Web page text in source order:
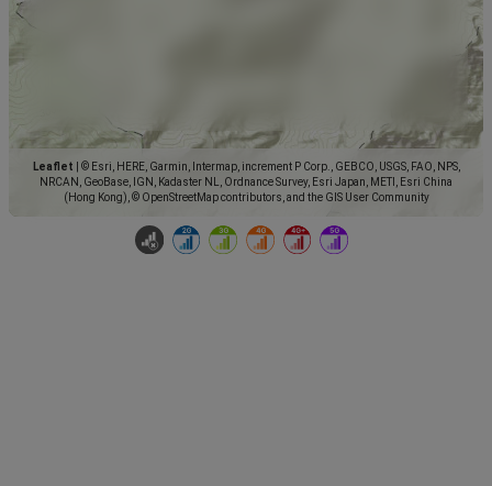
Leaflet
© Esri, HERE, Garmin, Intermap, increment P Corp., GEBCO, USGS, FAO, NPS,
NRCAN, GeoBase, IGN, Kadaster NL, Ordnance Survey, Esri Japan, METI, Esri China
(Hong Kong), © OpenStreetMap contributors, and the GIS User Community